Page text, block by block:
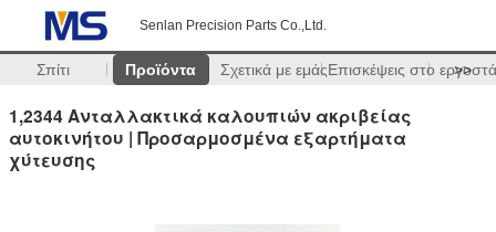
Senlan Precision Parts Co.,Ltd.
Σπίτι Προϊόντα Σχετικά με εμάςΕπισκέψεις στο >>
1,2344 Ανταλλακτικά καλουπιών ακριβείας
αυτοκινήτου | Προσαρμοσμένα εξαρτήματα
χύτευσης